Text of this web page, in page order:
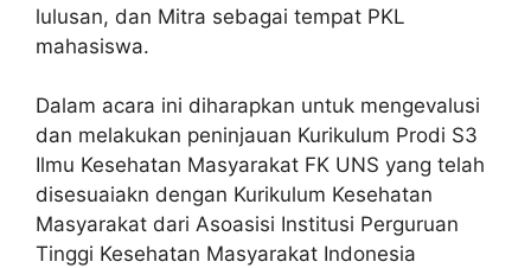
lulusan, dan Mitra sebagai tempat PKL
mahasiswa.
Dalam acara ini diharapkan untuk mengevalusi
dan melakukan peninjauan Kurikulum Prodi S3
Ilmu Kesehatan Masyarakat FK UNS yang telah
disesuaiakn dengan Kurikulum Kesehatan
Masyarakat dari Asoasisi Institusi Perguruan
Tinggi Kesehatan Masyarakat Indonesia